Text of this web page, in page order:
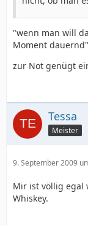
"wenn man will
Moment dauernd"
zur Not genügt
Tessa
Meister
9. September 2009
Mir ist völlig egal
Whiskey.